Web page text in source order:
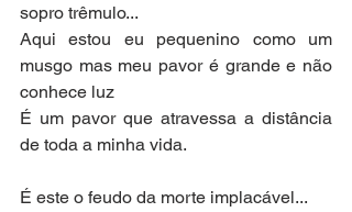
sopro trêmulo...
Aqui estou eu pequenino como um
musgo mas meu pavor é grande e não
conhece luz
É um pavor que atravessa a distância
de toda a minha vida.
É este o feudo da morte implacável...